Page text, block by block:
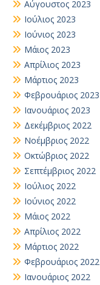
Αύγουστος 2023
Ιούλιος 2023
Ιούνιος 2023
Μάιος 2023
Απρίλιος 2023
Μάρτιος 2023
Φεβρουάριος 2023
Ιανουάριος 2023
Δεκέμβριος 2022
Νοέμβριος 2022
Οκτώβριος 2022
Σεπτέμβριος 2022
Ιούλιος 2022
Ιούνιος 2022
Μάιος 2022
Απρίλιος 2022
Μάρτιος 2022
Φεβρουάριος 2022
Ιανουάριος 2022